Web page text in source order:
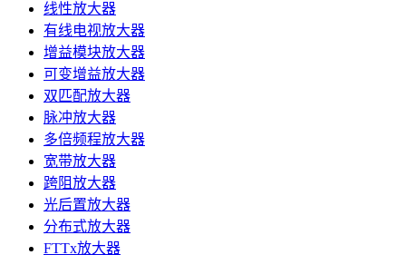
线性放大器
有线电视放大器
增益模块放大器
可变增益放大器
双匹配放大器
脉冲放大器
多倍频程放大器
宽带放大器
跨阻放大器
光后置放大器
分布式放大器
FTTx放大器